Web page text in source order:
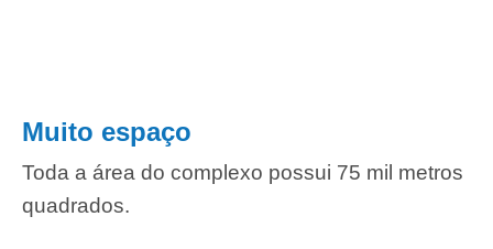
Muito espaço
Toda a área do complexo possui 75 mil metros
quadrados.